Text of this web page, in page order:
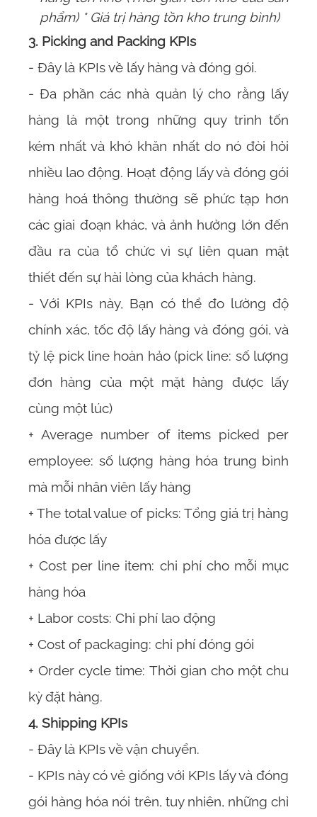
phẩm) * Giá trị hàng tồn kho trung bình)
3. Picking and Packing KPIs
- Đây là KPIs về lấy hàng và đóng gói.
- Đa phần các nhà quản lý cho rằng lấy
hàng là một trong những quy trình tốn
kém nhất và khó khăn nhất do nó đòi hỏi
nhiều lao động. Hoạt động lấy và đóng gói
hàng hoá thông thường sẽ phức tạp hơn
các giai đoạn khác, và ảnh hưởng lớn đến
đầu ra của tổ chức vì sự liên quan mật
thiết đến sự hài lòng của khách hàng.
- Với KPIs này, Bạn có thể đo lường độ
chính xác, tốc độ lấy hàng và đóng gói, và
tỷ lệ pick line hoàn hảo (pick line: số lượng
đơn hàng của một mặt hàng được lấy
cùng một lúc)
+ Average number of items picked per
employee: số lượng hàng hóa trung bình
mà mỗi nhân viên lấy hàng
+ The total value of picks: Tổng giá trị hàng
hóa được lấy
+ Cost per line item: chi phí cho mỗi mục
hàng hóa
+ Labor costs: Chi phí lao động
+ Cost of packaging: chi phí đóng gói
+ Order cycle time: Thời gian cho một chu
kỳ đặt hàng.
4. Shipping KPIs
- Đây là KPIs về vận chuyển.
- KPIs này có vẻ giống với KPIs lấy và đóng
gói hàng hóa nói trên, tuy nhiên, những chỉ